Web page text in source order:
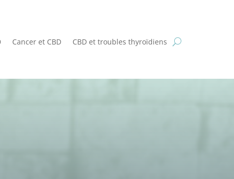
Cancer et CBD CBD et troubles thyroïdiens